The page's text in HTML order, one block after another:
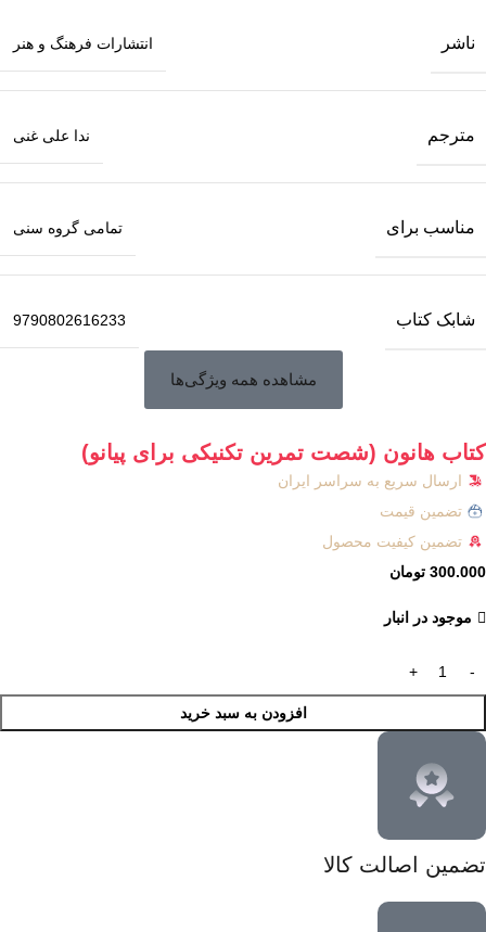
ناشر انتشارات فرهنگ و هنر
مترجم ندا علی غنی
مناسب برای تمامی گروه سنی
شابک کتاب 9790802616233
مشاهده همه ویژگی‌ها
کتاب هانون (شصت تمرین تکنیکی برای پیانو)
ارسال سریع به سراسر ایران
تضمین قیمت
تضمین کیفیت محصول
300.000 تومان
موجود در انبار
افزودن به سبد خرید
تضمین اصالت کالا